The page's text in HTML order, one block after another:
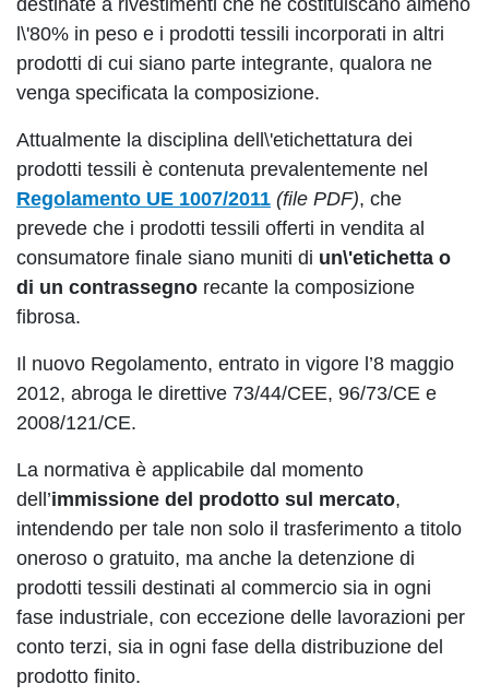
destinate a rivestimenti che ne costituiscano almeno
l\'80% in peso e i prodotti tessili incorporati in altri
prodotti di cui siano parte integrante, qualora ne
venga specificata la composizione.
Attualmente la disciplina dell\'etichettatura dei
prodotti tessili è contenuta prevalentemente nel
Regolamento UE 1007/2011 (file PDF), che
prevede che i prodotti tessili offerti in vendita al
consumatore finale siano muniti di un\'etichetta o
di un contrassegno recante la composizione
fibrosa.
Il nuovo Regolamento, entrato in vigore l’8 maggio
2012, abroga le direttive 73/44/CEE, 96/73/CE e
2008/121/CE.
La normativa è applicabile dal momento
dell’immissione del prodotto sul mercato,
intendendo per tale non solo il trasferimento a titolo
oneroso o gratuito, ma anche la detenzione di
prodotti tessili destinati al commercio sia in ogni
fase industriale, con eccezione delle lavorazioni per
conto terzi, sia in ogni fase della distribuzione del
prodotto finito.